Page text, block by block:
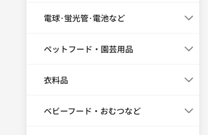
電球･蛍光管･電池など
ペットフード・園芸用品
衣料品
ベビーフード・おむつなど